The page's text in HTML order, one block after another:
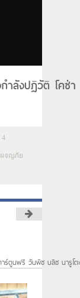
ลังปฏิวัติ โคซ่า
4
จญภัย
ร์ตูนฟรี วันพีซ บลีซ นารูโตะ